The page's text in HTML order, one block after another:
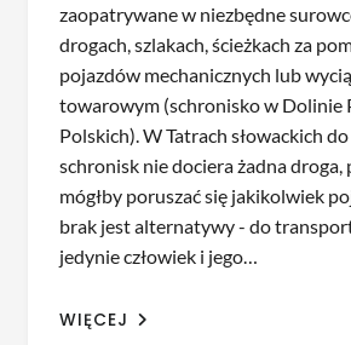
zaopatrywane w niezbędne
drogach, szlakach, ścieżkach za
pojazdów mechanicznych lub
towarowym (schronisko w Dolinie
Polskich). W Tatrach słowackich do
schronisk nie dociera żadna droga,
mógłby poruszać się jakikolwiek
brak jest alternatywy - do
jedynie człowiek i jego…
WIĘCEJ